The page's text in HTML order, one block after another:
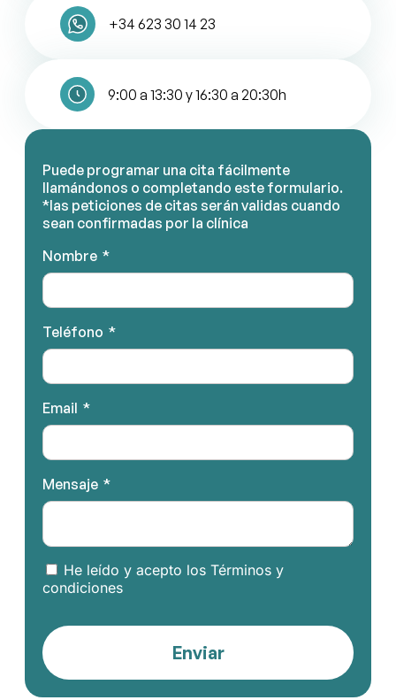
+34 623 30 14 23
9:00 a 13:30 y 16:30 a 20:30h
Puede programar una cita fácilmente
llamándonos o completando este formulario.
*las peticiones de citas serán validas cuando
sean confirmadas por la clínica
Nombre
Teléfono
Email
Mensaje
He leído y acepto los Términos y
condiciones
Enviar